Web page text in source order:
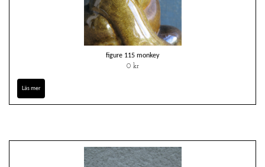
figure 115 monkey
0 kr
Läs mer